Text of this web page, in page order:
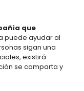
que
puede ayudar al
sigan una
existirá
se comparta y